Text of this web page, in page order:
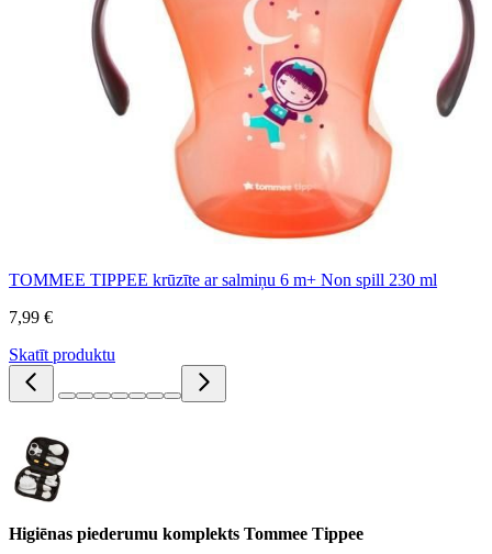
TOMMEE TIPPEE krūzīte ar salmiņu 6 m+ Non spill 230 ml
7,99 €
Skatīt produktu
Higiēnas piederumu komplekts Tommee Tippee